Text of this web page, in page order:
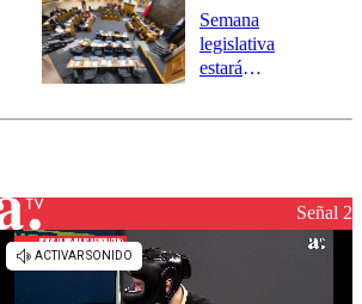
Preventiva en
tres comunas
Semana
legislativa
estará
el fin de la
reconstrucciónSeñal 2